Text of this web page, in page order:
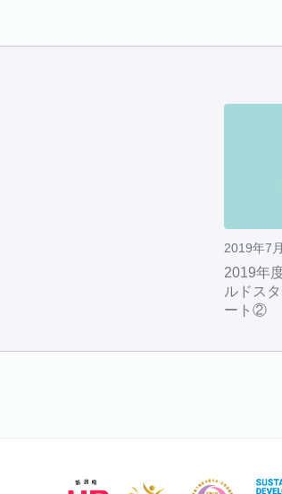
2019年7
2019年
ルドス
ート②